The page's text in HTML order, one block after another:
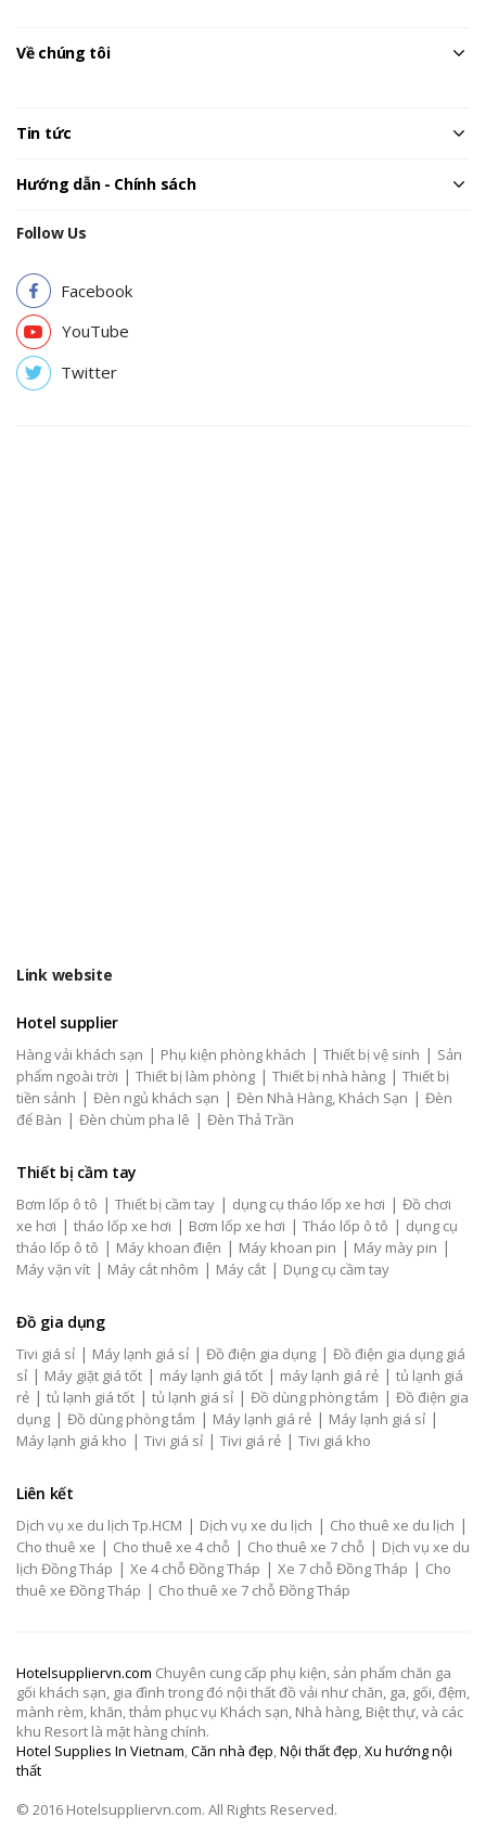
Về chúng tôi
Tin tức
Hướng dẫn - Chính sách
Follow Us
Facebook
YouTube
Twitter
Link website
Hotel supplier
Hàng vải khách sạn | Phụ kiện phòng khách | Thiết bị vệ sinh | Sản
phẩm ngoài trời | Thiết bị làm phòng | Thiết bị nhà hàng | Thiết bị
tiền sảnh | Đèn ngủ khách sạn | Đèn Nhà Hàng, Khách Sạn | Đèn
để Bàn | Đèn chùm pha lê | Đèn Thả Trần
Thiết bị cầm tay
Bơm lốp ô tô | Thiết bị cầm tay | dụng cụ tháo lốp xe hơi | Đồ chơi
xe hơi | tháo lốp xe hơi | Bơm lốp xe hơi | Tháo lốp ô tô | dụng cụ
tháo lốp ô tô | Máy khoan điện | Máy khoan pin | Máy mày pin |
Máy vặn vít | Máy cắt nhôm | Máy cắt | Dụng cụ cầm tay
Đồ gia dụng
Tivi giá sỉ | Máy lạnh giá sỉ | Đồ điện gia dụng | Đồ điện gia dụng giá
sỉ | Máy giặt giá tốt | máy lạnh giá tốt | máy lạnh giá rẻ | tủ lạnh giá
rẻ | tủ lạnh giá tốt | tủ lạnh giá sỉ | Đồ dùng phòng tắm | Đồ điện gia
dụng | Đồ dùng phòng tắm | Máy lạnh giá rẻ | Máy lạnh giá sỉ |
Máy lạnh giá kho | Tivi giá sỉ | Tivi giá rẻ | Tivi giá kho
Liên kết
Dịch vụ xe du lịch Tp.HCM | Dịch vụ xe du lịch | Cho thuê xe du lịch |
Cho thuê xe | Cho thuê xe 4 chỗ | Cho thuê xe 7 chỗ | Dịch vụ xe du
lịch Đồng Tháp | Xe 4 chỗ Đồng Tháp | Xe 7 chỗ Đồng Tháp | Cho
thuê xe Đồng Tháp | Cho thuê xe 7 chỗ Đồng Tháp
Hotelsuppliervn.com Chuyên cung cấp phụ kiện, sản phẩm chăn ga
gối khách sạn, gia đình trong đó nội thất đồ vải như chăn, ga, gối, đệm,
mành rèm, khăn, thảm phục vụ Khách sạn, Nhà hàng, Biệt thự, và các
khu Resort là mặt hàng chính.
Hotel Supplies In Vietnam,Căn nhà đẹp,Nội thất đẹp,Xu hướng nội
thất
© 2016 Hotelsuppliervn.com. All Rights Reserved.